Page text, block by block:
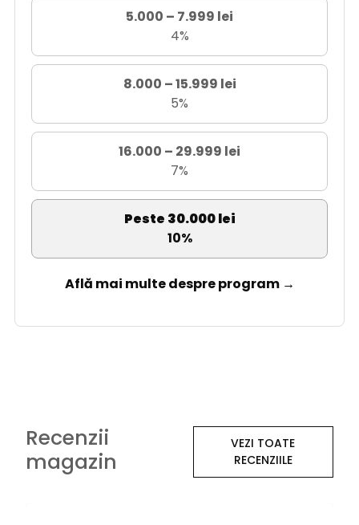
5.000 – 7.999 lei
4%
8.000 – 15.999 lei
5%
16.000 – 29.999 lei
7%
Peste 30.000 lei
10%
Află mai multe despre program →
Recenzii
magazin
VEZI TOATE
RECENZIILE